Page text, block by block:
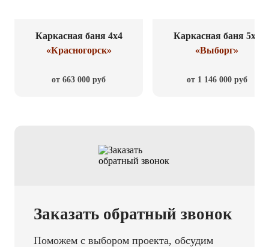
Каркасная баня 4x4
«Красногорск»
от 663 000 руб
Каркасная баня 5x8
«Выборг»
от 1 146 000 руб
Заказать обратный звонок
Поможем с выбором проекта, обсудим